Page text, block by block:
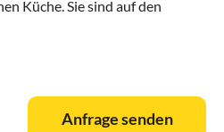
Küche. Sie sind auf den
in Zeeland freut sich auf Sie!
Anfrage senden